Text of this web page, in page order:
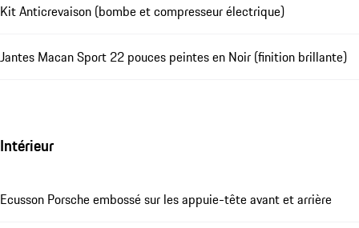
Kit Anticrevaison (bombe et compresseur électrique)
Jantes Macan Sport 22 pouces peintes en Noir (finition brillante)
Intérieur
Ecusson Porsche embossé sur les appuie-tête avant et arrière